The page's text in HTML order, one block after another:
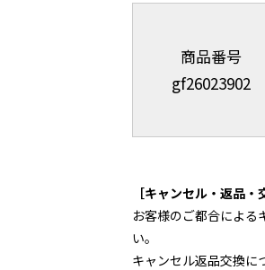
商品番号
gf26023902
［キャンセル・返品・
お客様のご都合による
い。
キャンセル返品交換に